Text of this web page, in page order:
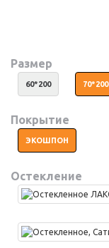
Размер
60*200 70*200
Покрытие
ЭКОШПОН
Остекление